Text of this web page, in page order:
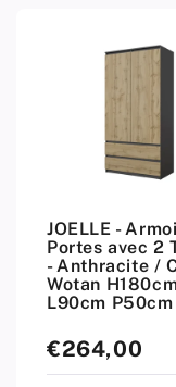
JOELLE -
Portes avec 2
- Anthracite /
Wotan
L90cm P50cm
Prix
standard
€264,00